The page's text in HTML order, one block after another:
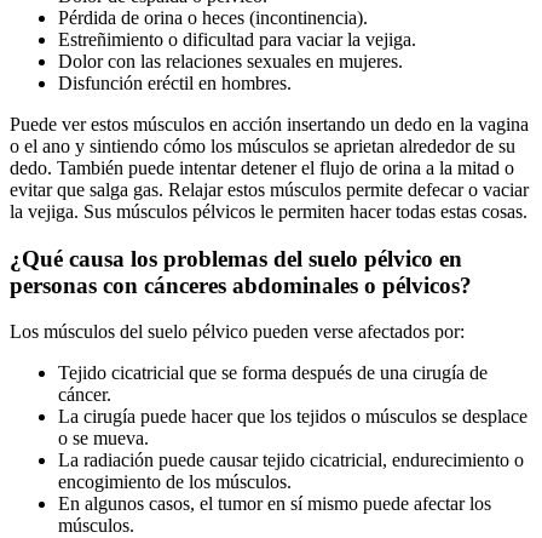
Pérdida de orina o heces (incontinencia).
Estreñimiento o dificultad para vaciar la vejiga.
Dolor con las relaciones sexuales en mujeres.
Disfunción eréctil en hombres.
Puede ver estos músculos en acción insertando un dedo en la vagina
o el ano y sintiendo cómo los músculos se aprietan alrededor de su
dedo. También puede intentar detener el flujo de orina a la mitad o
evitar que salga gas. Relajar estos músculos permite defecar o vaciar
la vejiga. Sus músculos pélvicos le permiten hacer todas estas cosas.
¿Qué causa los problemas del suelo pélvico en
personas con cánceres abdominales o pélvicos?
Los músculos del suelo pélvico pueden verse afectados por:
Tejido cicatricial que se forma después de una cirugía de
cáncer.
La cirugía puede hacer que los tejidos o músculos se desplace
o se mueva.
La radiación puede causar tejido cicatricial, endurecimiento o
encogimiento de los músculos.
En algunos casos, el tumor en sí mismo puede afectar los
músculos.